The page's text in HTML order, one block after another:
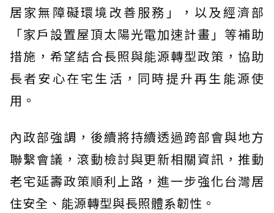
居家無障礙環境改善服務」，以及經濟部
「家戶設置屋頂太陽光電加速計畫」等補助
措施，希望結合長照與能源轉型政策，協助
長者安心在宅生活，同時提升再生能源使
用。
內政部強調，後續將持續透過跨部會與地方
聯繫會議，滾動檢討與更新相關資訊，推動
老宅延壽政策順利上路，進一步強化台灣居
住安全、能源轉型與長照體系韌性。